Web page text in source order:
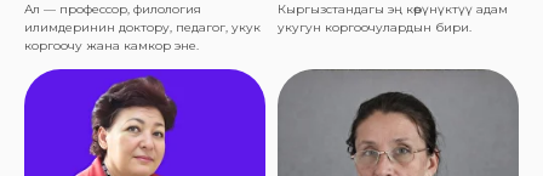
Ал — профессор, филология
илимдеринин доктору, педагог, укук
коргоочу жана камкор эне.
Кыргызстандагы эң көрүнүктүү адам
укугун коргоочулардын бири.